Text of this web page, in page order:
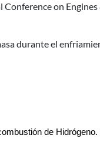
on Engines
durante el
de Hidrógeno.